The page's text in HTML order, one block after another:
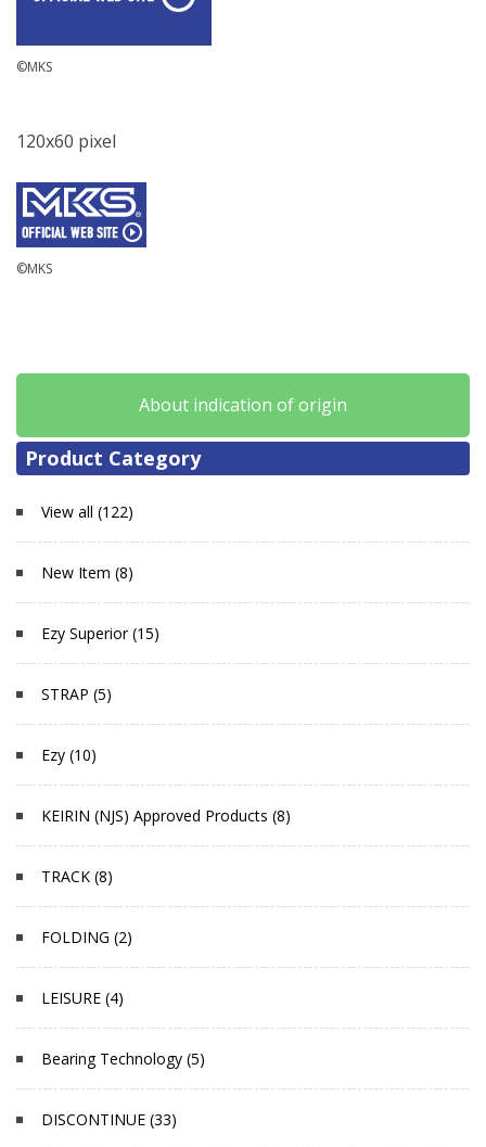
©MKS
120x60 pixel
©MKS
About indication of origin
Product Category
View all (122)
New Item (8)
Ezy Superior (15)
STRAP (5)
Ezy (10)
KEIRIN (NJS) Approved Products (8)
TRACK (8)
FOLDING (2)
LEISURE (4)
Bearing Technology (5)
DISCONTINUE (33)